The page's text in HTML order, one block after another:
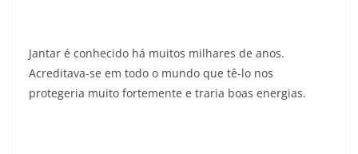
Jantar é conhecido há muitos milhares de anos.
Acreditava-se em todo o mundo que tê-lo nos
protegeria muito fortemente e traria boas energias.